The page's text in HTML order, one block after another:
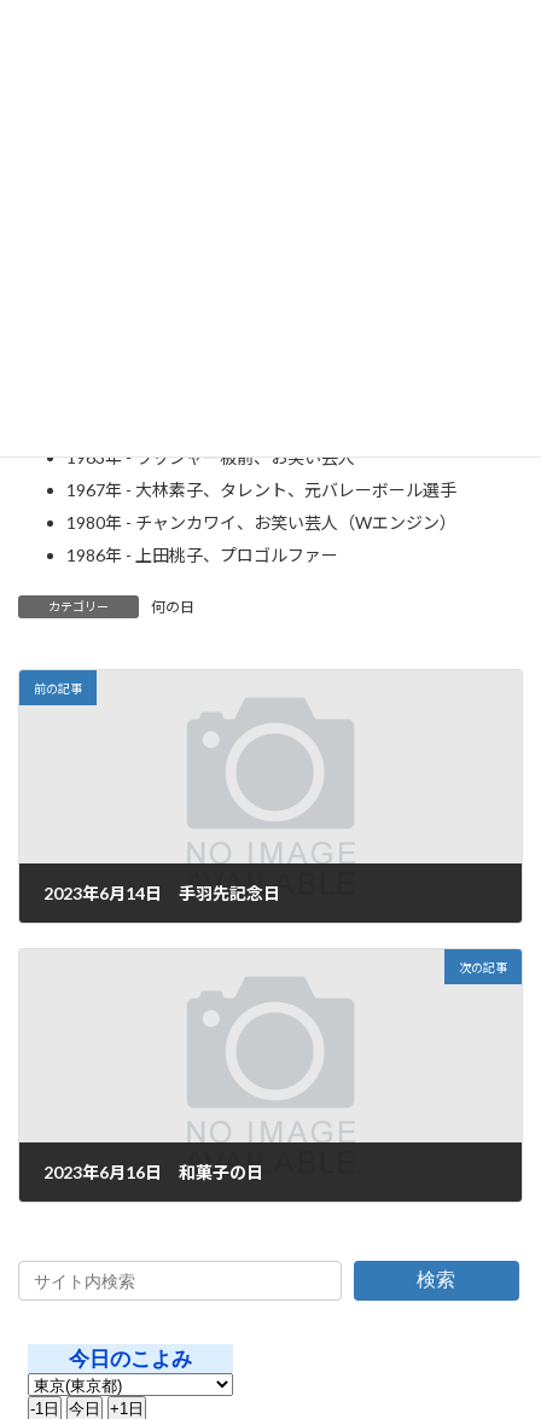
1963年 - ラッシャー板前、お笑い芸人
1967年 - 大林素子、タレント、元バレーボール選手
1980年 - チャンカワイ、お笑い芸人（Wエンジン）
1986年 - 上田桃子、プロゴルファー
カテゴリー 何の日
前の記事
2023年6月14日 手羽先記念日
次の記事
2023年6月16日 和菓子の日
検索